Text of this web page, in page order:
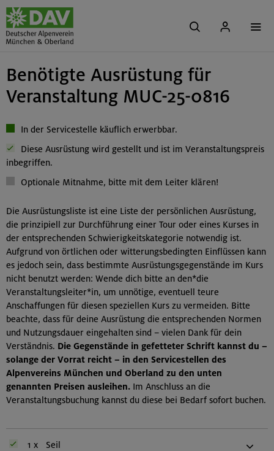
Benötigte Ausrüstung für
Veranstaltung MUC-25-0816
In der Servicestelle käuflich erwerbbar.
Diese Ausrüstung wird gestellt und ist im Veranstaltungspreis
inbegriffen.
Optionale Mitnahme, bitte mit dem Leiter klären!
Die Ausrüstungsliste ist eine Liste der persönlichen Ausrüstung,
die prinzipiell zur Durchführung einer Tour oder eines Kurses in
der entsprechenden Schwierigkeitskategorie notwendig ist.
Aufgrund von örtlichen oder witterungsbedingten Einflüssen kann
es jedoch sein, dass bestimmte Ausrüstungsgegenstände im Kurs
nicht benutzt werden: Wende dich bitte an den*die
Veranstaltungsleiter*in, um unnötige, eventuell teure
Anschaffungen für diesen speziellen Kurs zu vermeiden. Bitte
beachte, dass für deine Ausrüstung die entsprechenden Normen
und Nutzungsdauer eingehalten sind – vielen Dank für dein
Verständnis. Die Gegenstände in gefetteter Schrift kannst du –
solange der Vorrat reicht – in den Servicestellen des
Alpenvereins München und Oberland zu den unten
genannten Preisen ausleihen. Im Anschluss an die
Veranstaltungsbuchung kannst du diese bei Bedarf sofort buchen.
1 x Seil